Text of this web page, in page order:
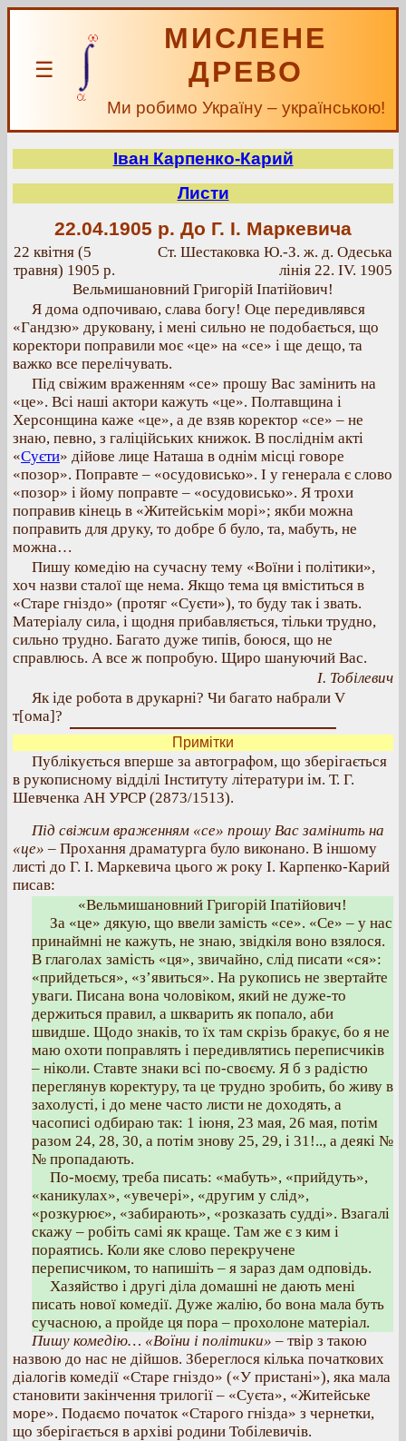
☰
МИСЛЕНЕ
ДРЕВО
Ми робимо Україну – українською!
Іван Карпенко-Карий
Листи
22.04.1905 р. До Г. І. Маркевича
22 квітня (5
травня) 1905 р.
Ст. Шестаковка Ю.-З. ж. д. Одеська
лінія 22. IV. 1905
Вельмишановний Григорій Іпатійович!
Я дома одпочиваю, слава богу! Оце передивлявся
«Гандзю» друковану, і мені сильно не подобається, що
коректори поправили моє «це» на «се» і ще дещо, та
важко все перелічувать.
Під свіжим враженням «се» прошу Вас замінить на
«це». Всі наші актори кажуть «це». Полтавщина і
Херсонщина каже «це», а де взяв коректор «се» – не
знаю, певно, з галіційських книжок. В посліднім акті
«Суєти» дійове лице Наташа в однім місці говоре
«позор». Поправте – «осудовисько». І у генерала є слово
«позор» і йому поправте – «осудовисько». Я трохи
поправив кінець в «Житейськім морі»; якби можна
поправить для друку, то добре б було, та, мабуть, не
можна…
Пишу комедію на сучасну тему «Воїни і політики»,
хоч назви сталої ще нема. Якщо тема ця вміститься в
«Старе гніздо» (протяг «Суєти»), то буду так і звать.
Матеріалу сила, і щодня прибавляється, тільки трудно,
сильно трудно. Багато дуже типів, боюся, що не
справлюсь. А все ж попробую. Щиро шануючий Вас.
І. Тобілевич
Як іде робота в друкарні? Чи багато набрали V
т[ома]?
Примітки
Публікується вперше за автографом, що зберігається
в рукописному відділі Інституту літератури ім. Т. Г.
Шевченка АН УРСР (2873/1513).
Під свіжим враженням «се» прошу Вас замінить на
«це» – Прохання драматурга було виконано. В іншому
листі до Г. І. Маркевича цього ж року І. Карпенко-Карий
писав:
«Вельмишановний Григорій Іпатійович!
За «це» дякую, що ввели замість «се». «Се» – у нас
принаймні не кажуть, не знаю, звідкіля воно взялося.
В глаголах замість «ця», звичайно, слід писати «ся»:
«прийдеться», «з’явиться». На рукопись не звертайте
уваги. Писана вона чоловіком, який не дуже-то
держиться правил, а шкварить як попало, аби
швидше. Щодо знаків, то їх там скрізь бракує, бо я не
маю охоти поправлять і передивлятись переписчиків
– ніколи. Ставте знаки всі по-своєму. Я б з радістю
переглянув коректуру, та це трудно зробить, бо живу в
захолусті, і до мене часто листи не доходять, а
часописі одбираю так: 1 іюня, 23 мая, 26 мая, потім
разом 24, 28, 30, а потім знову 25, 29, і 31!.., а деякі №
№ пропадають.
По-моєму, треба писать: «мабуть», «прийдуть»,
«каникулах», «увечері», «другим у слід»,
«розкурює», «забирають», «розказать судді». Взагалі
скажу – робіть самі як краще. Там же є з ким і
пораятись. Коли яке слово перекручене
переписчиком, то напишіть – я зараз дам одповідь.
Хазяйство і другі діла домашні не дають мені
писать нової комедії. Дуже жалію, бо вона мала буть
сучасною, а пройде ця пора – прохолоне матеріал.
Пишу комедію… «Воїни і політики» – твір з такою
назвою до нас не дійшов. Збереглося кілька початкових
діалогів комедії «Старе гніздо» («У пристані»), яка мала
становити закінчення трилогії – «Суєта», «Житейське
море». Подаємо початок «Старого гнізда» з чернетки,
що зберігається в архіві родини Тобілевичів.